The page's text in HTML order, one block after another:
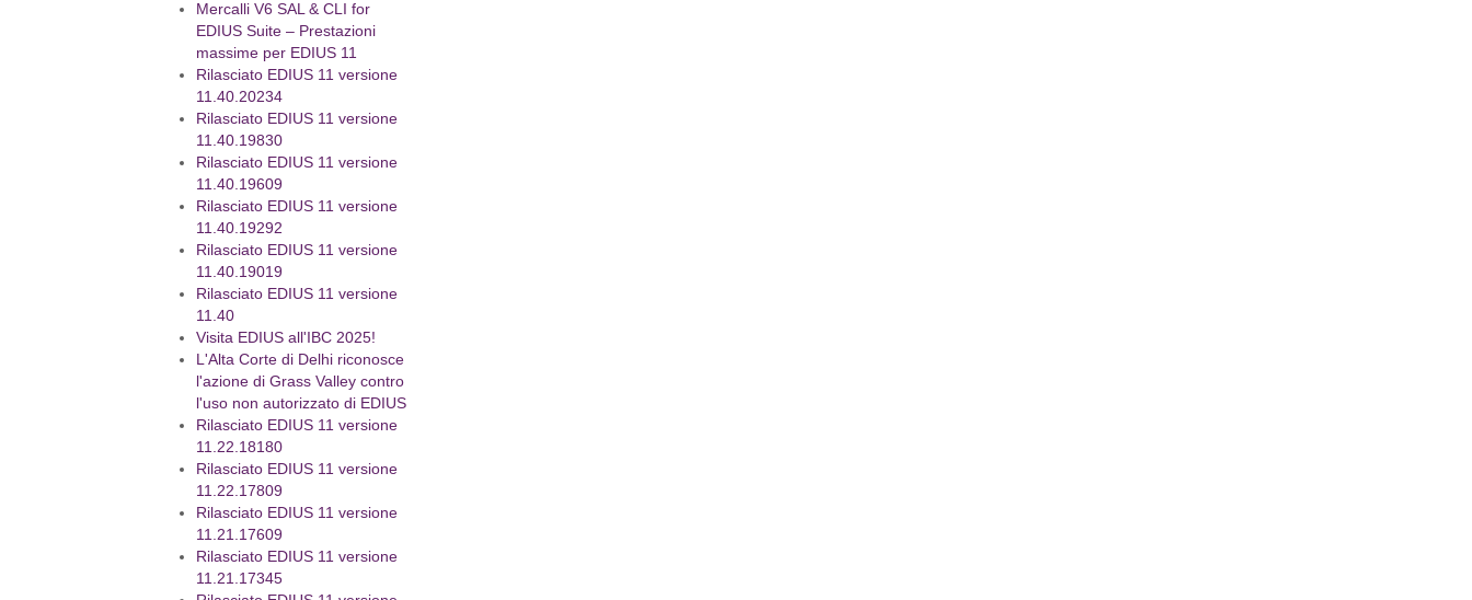
Mercalli V6 SAL & CLI for
EDIUS Suite – Prestazioni
massime per EDIUS 11
Rilasciato EDIUS 11 versione
11.40.20234
Rilasciato EDIUS 11 versione
11.40.19830
Rilasciato EDIUS 11 versione
11.40.19609
Rilasciato EDIUS 11 versione
11.40.19292
Rilasciato EDIUS 11 versione
11.40.19019
Rilasciato EDIUS 11 versione
11.40
Visita EDIUS all'IBC 2025!
L'Alta Corte di Delhi riconosce
l'azione di Grass Valley contro
l'uso non autorizzato di EDIUS
Rilasciato EDIUS 11 versione
11.22.18180
Rilasciato EDIUS 11 versione
11.22.17809
Rilasciato EDIUS 11 versione
11.21.17609
Rilasciato EDIUS 11 versione
11.21.17345